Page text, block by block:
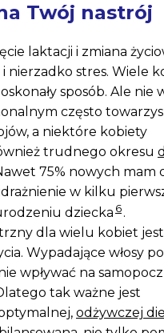
Twój nastrój
laktacji i zmiana
nierzadko stres. Wiele
sposób. Ale nie
często
a niektóre kobiety
trudnego okresu
75% nowych mam
w kilku
dziecka 6.
dla wielu kobiet
Wypadające włosy
wpływać na
tak ważne jest
odżywczej